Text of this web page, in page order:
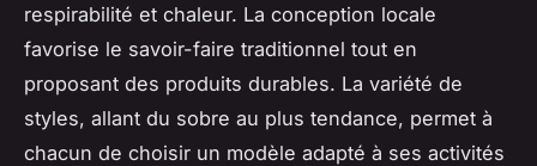
respirabilité et chaleur. La conception locale
favorise le savoir-faire traditionnel tout en
proposant des produits durables. La variété de
styles, allant du sobre au plus tendance, permet à
chacun de choisir un modèle adapté à ses activités